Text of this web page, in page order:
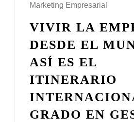
Acceso Aula Virtual
VIVIR LA
DESDE EL
ASÍ ES EL
ITINERARIO
GRADO EN